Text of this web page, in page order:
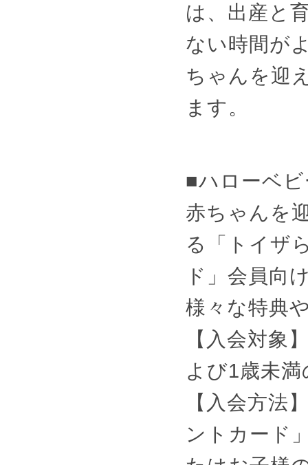
は、出産と
ない時間が
ちゃんを迎
ます。
■ハローベ
赤ちゃんを
る「トイザ
ド」会員向
様々な特典
【入会対象
よび1歳未
【入会方法
ントカード